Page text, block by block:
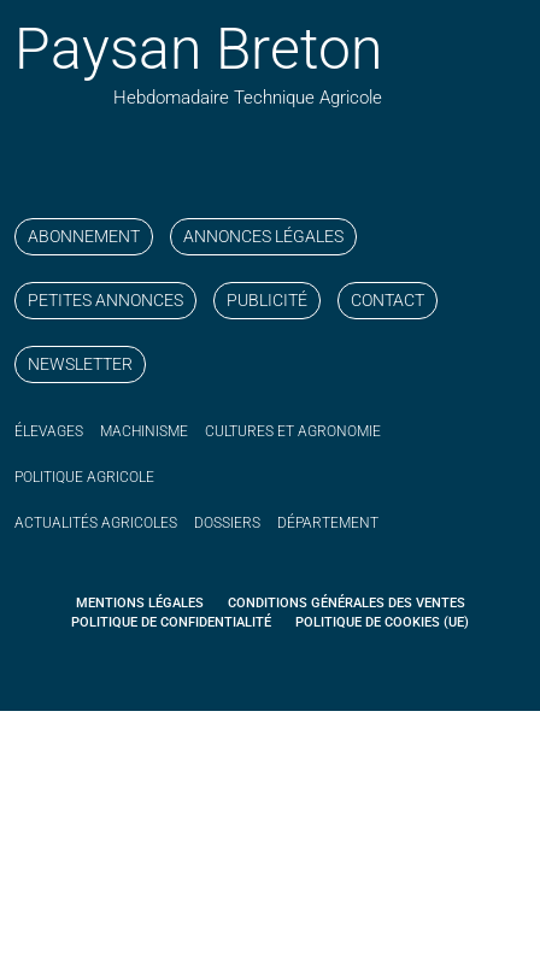
Paysan Breton
Hebdomadaire Technique Agricole
ABONNEMENT ANNONCES LÉGALES
PETITES ANNONCES PUBLICITÉ CONTACT
NEWSLETTER
ÉLEVAGES MACHINISME CULTURES ET AGRONOMIE
POLITIQUE AGRICOLE
ACTUALITÉS AGRICOLES DOSSIERS DÉPARTEMENT
MENTIONS LÉGALES
CONDITIONS GÉNÉRALES DES VENTES
POLITIQUE DE CONFIDENTIALITÉ
POLITIQUE DE COOKIES (UE)